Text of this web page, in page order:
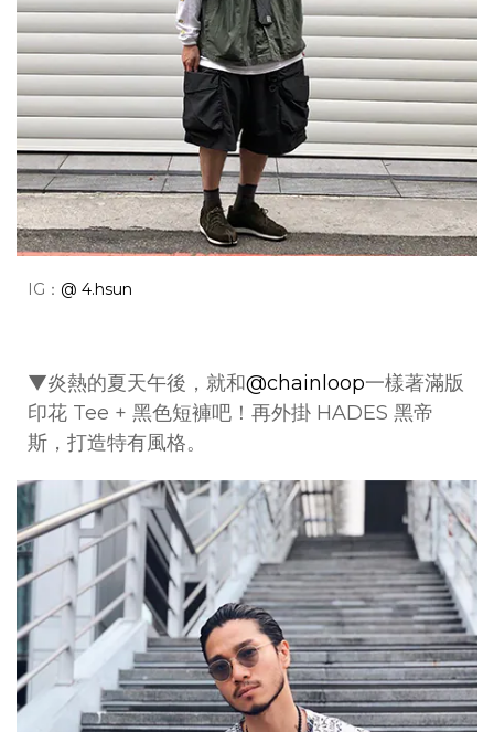
IG： @ 4.hsun
▼炎熱的夏天午後，就和@chainloop一樣著滿版
印花 Tee + 黑色短褲吧！再外掛 HADES 黑帝
斯，打造特有風格。